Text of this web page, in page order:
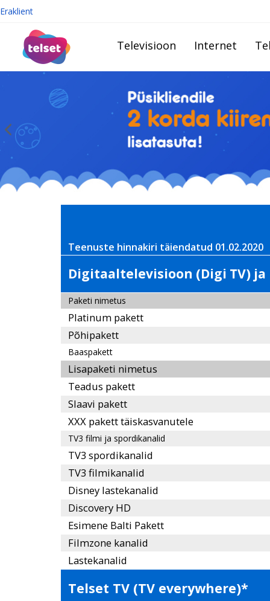
Eraklient
Televisioon Internet
Teenuste hinnakiri täiendatud 01.02.2020
Digitaaltelevisioon (Digi TV) ja
Paketi nimetus
Platinum pakett
Põhipakett
Baaspakett
Lisapaketi nimetus
Teadus pakett
Slaavi pakett
XXX pakett täiskasvanutele
TV3 filmi ja spordikanalid
TV3 spordikanalid
TV3 filmikanalid
Disney lastekanalid
Discovery HD
Esimene Balti Pakett
Filmzone kanalid
Lastekanalid
Telset TV (TV everywhere)*